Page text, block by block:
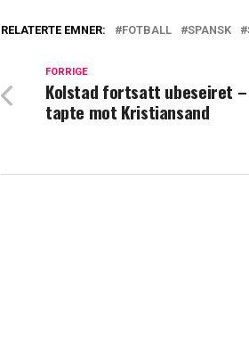
RELATERTE EMNER: FOTBALL SPANSK
FORRIGE
Kolstad fortsatt ubeseiret –
tapte mot Kristiansand